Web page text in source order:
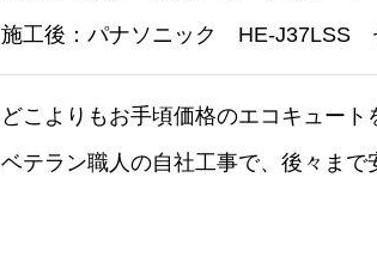
施工後：パナソニック HE-J37LSS
どこよりもお手頃価格のエコキュート
ベテラン職人の自社工事で、後々まで